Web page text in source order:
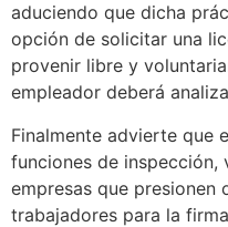
aduciendo que dicha
opción de solicitar una
provenir libre y
empleador deberá
Finalmente advierte que
funciones de
empresas que presionen
trabajadores para la